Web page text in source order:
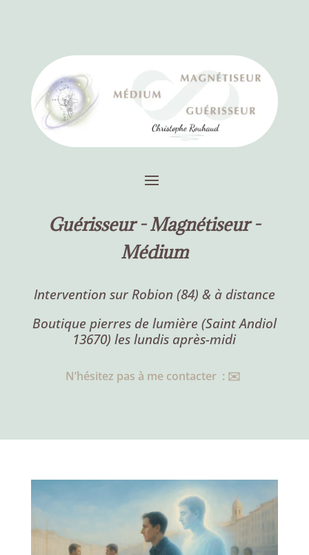
Guérisseur -Magnétiseur -
Médium
Intervention sur Robion (84) & à distance
Boutique pierres de lumière (Saint Andiol
13670) les lundis après-midi
N’hésitez pas à me contacter : ✉️